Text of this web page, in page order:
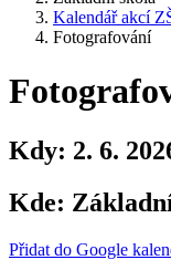
Kalendář akcí
Fotografování
Kdy: 2. 6.
Kde:
Přidat do Google